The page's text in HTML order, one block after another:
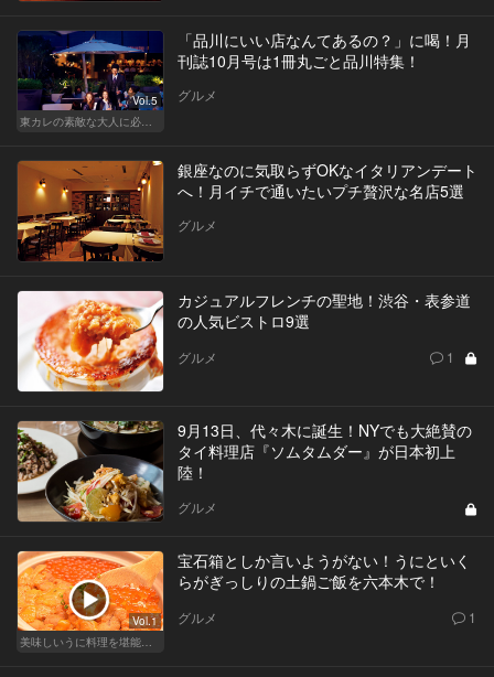
Vol.5
「品川にいい店なんてあるの？」に喝！月
刊誌10月号は1冊丸ごと品川特集！
グルメ
銀座なのに気取らずOKなイタリアンデート
へ！月イチで通いたいプチ贅沢な名店5選
グルメ
カジュアルフレンチの聖地！渋谷・表参道
の人気ビストロ9選
グルメ 1
9月13日、代々木に誕生！NYでも大絶賛の
タイ料理店『ソムタムダー』が日本初上
陸！
グルメ
Vol.1
宝石箱としか言いようがない！うにといく
らがぎっしりの土鍋ご飯を六本木で！
グルメ 1